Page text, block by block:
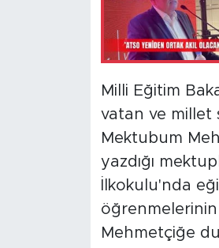
Milli Eğitim
vatan ve millet
Mektubum
yazdığı
İlkokulu'nda
Mehmetçiğe